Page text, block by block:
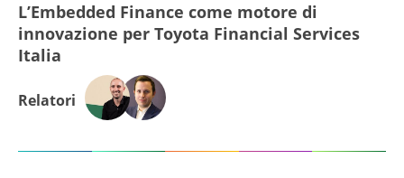
L’Embedded Finance come motore di
innovazione per Toyota Financial Services
Italia
Relatori